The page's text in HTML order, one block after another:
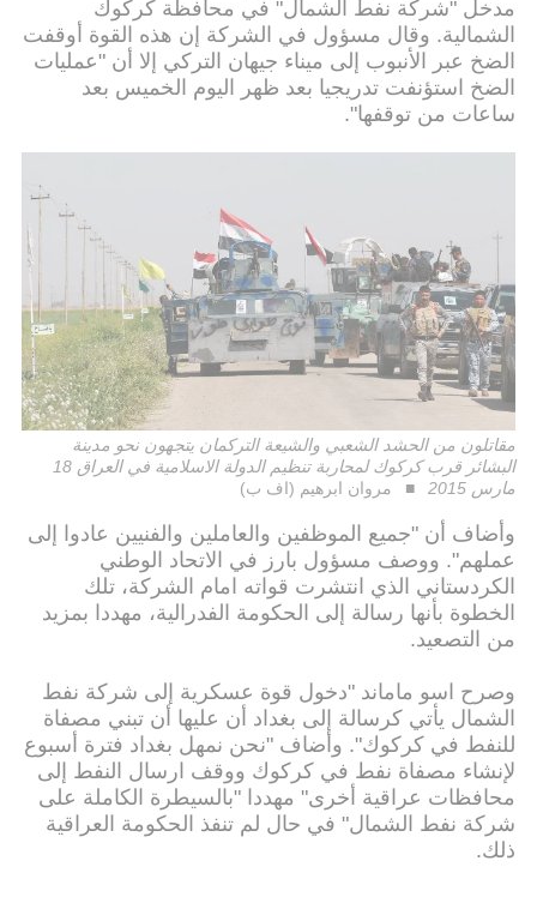
مدخل "شركة نفط الشمال" في محافظة كركوك
الشمالية. وقال مسؤول في الشركة إن هذه القوة أوقفت
الضخ عبر الأنبوب إلى ميناء جيهان التركي إلا أن "عمليات
الضخ استؤنفت تدريجيا بعد ظهر اليوم الخميس بعد
ساعات من توقفها".
مقاتلون من الحشد الشعبي والشيعة التركمان يتجهون نحو مدينة
البشائر قرب كركوك لمحاربة تنظيم الدولة الاسلامية في العراق 18
مارس 2015
مروان ابرهيم (اف ب)
وأضاف أن "جميع الموظفين والعاملين والفنيين عادوا إلى
عملهم". ووصف مسؤول بارز في الاتحاد الوطني
الكردستاني الذي انتشرت قواته امام الشركة، تلك
الخطوة بأنها رسالة إلى الحكومة الفدرالية، مهددا بمزيد
من التصعيد.
وصرح اسو ماماند "دخول قوة عسكرية إلى شركة نفط
الشمال يأتي كرسالة إلى بغداد أن عليها أن تبني مصفاة
للنفط في كركوك". وأضاف "نحن نمهل بغداد فترة أسبوع
لإنشاء مصفاة نفط في كركوك ووقف ارسال النفط إلى
محافظات عراقية أخرى" مهددا "بالسيطرة الكاملة على
شركة نفط الشمال" في حال لم تنفذ الحكومة العراقية
ذلك.